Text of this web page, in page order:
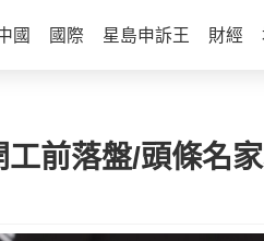
國 國際 星島申訴王 財經
前落盤/頭條名